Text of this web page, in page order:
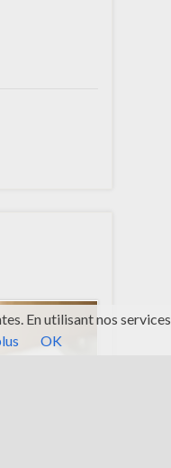
En utilisant nos
OK